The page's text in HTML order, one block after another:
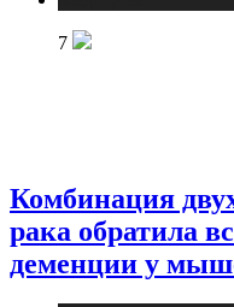
7
Комбинация
рака обратила
деменции у